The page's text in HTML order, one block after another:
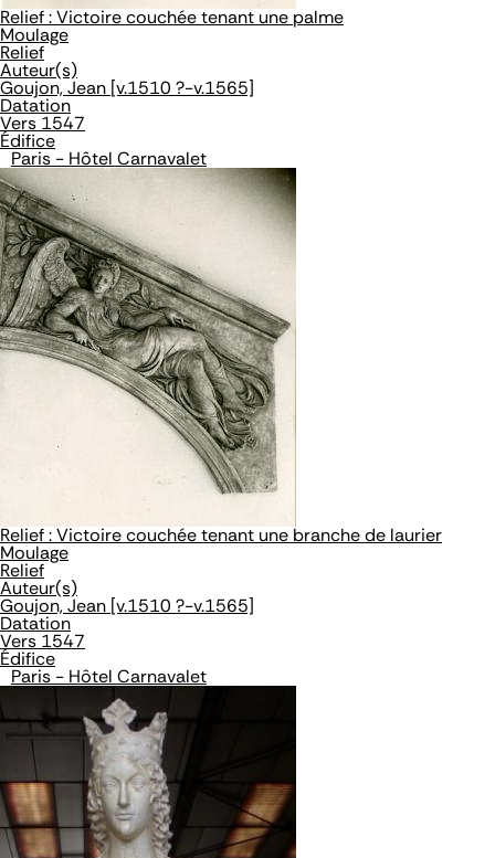
Relief : Victoire couchée tenant une palme
Moulage
Relief
Auteur(s)
Goujon, Jean [v.1510 ?-v.1565]
Datation
Vers 1547
Édifice
Paris - Hôtel Carnavalet
Relief : Victoire couchée tenant une branche de laurier
Moulage
Relief
Auteur(s)
Goujon, Jean [v.1510 ?-v.1565]
Datation
Vers 1547
Édifice
Paris - Hôtel Carnavalet